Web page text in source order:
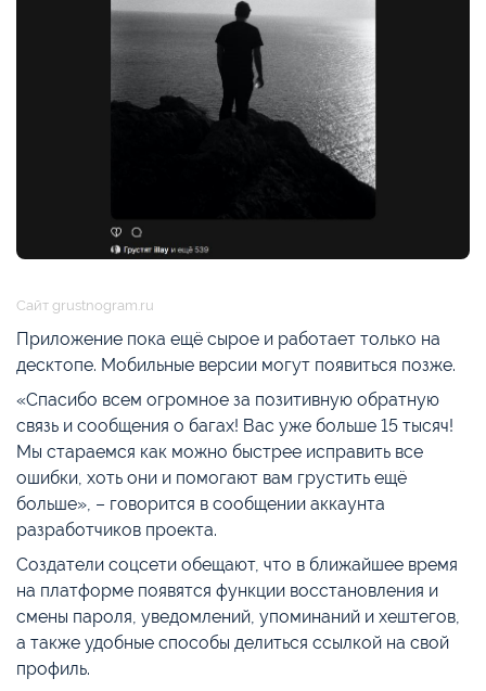
Сайт grustnogram.ru
Приложение пока ещё сырое и работает только на
десктопе. Мобильные версии могут появиться позже.
«Спасибо всем огромное за позитивную обратную
связь и сообщения о багах! Вас уже больше 15 тысяч!
Мы стараемся как можно быстрее исправить все
ошибки, хоть они и помогают вам грустить ещё
больше», – говорится в сообщении аккаунта
разработчиков проекта.
Создатели соцсети обещают, что в ближайшее время
на платформе появятся функции восстановления и
смены пароля, уведомлений, упоминаний и хештегов,
а также удобные способы делиться ссылкой на свой
профиль.